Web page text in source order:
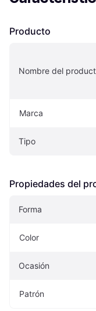
Producto
Nombre del
Marca
Tipo
Propiedades del
Forma
Color
Ocasión
Patrón